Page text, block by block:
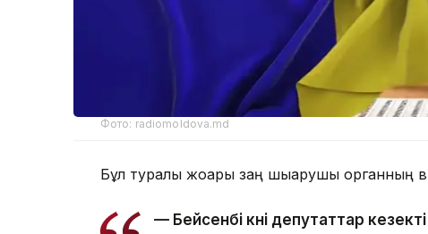
Фото: radiomoldova.md
Бұл туралы жоғарғы заң шығарушы органның
— Бейсенбі күні депутаттар